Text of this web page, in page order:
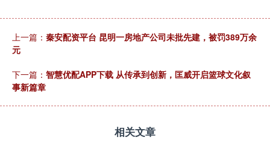
上一篇： 秦安配资平台 昆明一房地产公司未批先建，被罚389万余
元
下一篇： 智慧优配APP下载 从传承到创新，匡威开启篮球文化叙
事新篇章
相关文章